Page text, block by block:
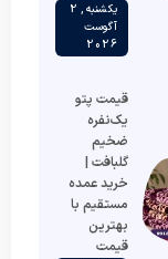
یکشنبه , 2
آگوست
2026
قیمت پتو
یک‌نفره
ضخیم
گلبافت |
خرید عمده
مستقیم با
بهترین
قیمت